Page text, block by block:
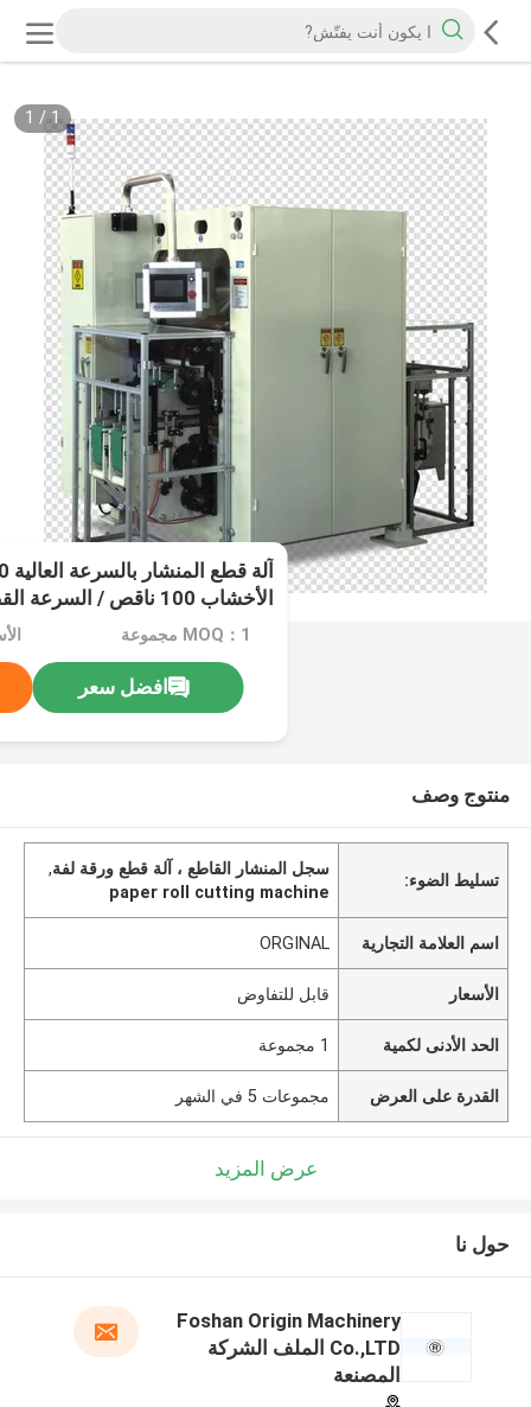
1
/
1
الأخشاب 100 ناقص / السرعة القصوى
MOQ：1 مجموعة
افضل سعر
منتوج وصف
تسليط الضوء:
سجل المنشار القاطع ، آلة قطع ورقة لفة,
paper roll cutting machine
اسم العلامة التجارية ORGINAL
الأسعار قابل للتفاوض
الحد الأدنى لكمية 1 مجموعة
القدرة على العرض مجموعات 5 في الشهر
عرض المزيد
حول نا
Foshan Origin Machinery
Co.,LTD الملف الشركة
المصنعة